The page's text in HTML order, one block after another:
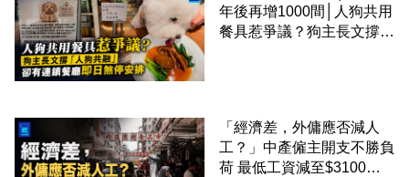
年後再增1000間│人狗共用
餐具惹爭議？狗主長文撐
「經濟差，外傭應否減人
工？」中產僱主開支不勝負
荷 最低工資減至$3100蚊